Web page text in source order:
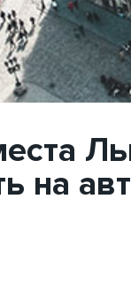
на